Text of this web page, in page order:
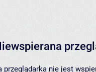
przeglądarka nie jest